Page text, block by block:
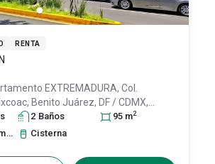
RENTA
EXTREMADURA, Col.
Benito Juárez, DF / CDMX,
, ID:31636185
s 2 Baños 95 m2
sCisterna